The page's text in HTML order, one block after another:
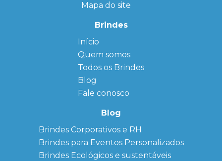
Mapa do site
Brindes
Início
Quem somos
← Back
FAQ
Sitemap
Todos os Brindes
← Back
Agendas
Personalizadas
Personalizado
personalizados
Brindes
Corporativos
Copos Térmicos
Personalizados
Blog
Fale conosco
Blog
Brindes Corporativos e RH
Brindes para Eventos Personalizados
Brindes Ecológicos e sustentáveis